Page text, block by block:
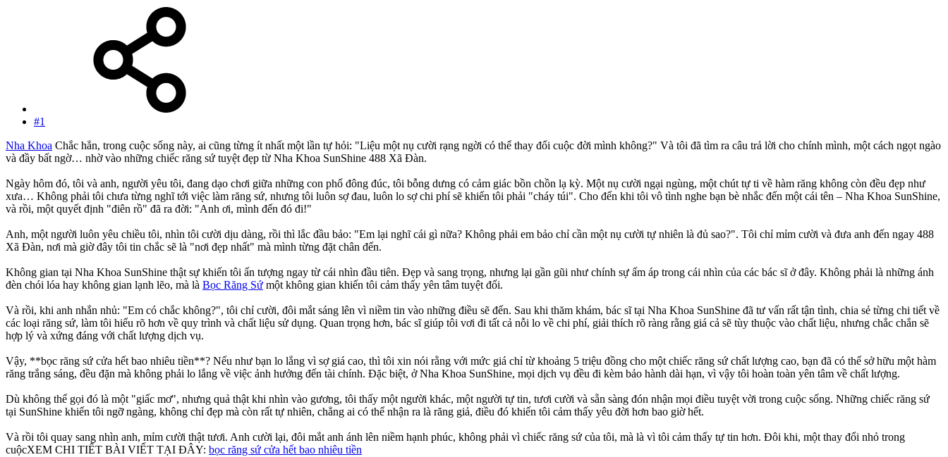
#1
Nha Khoa Chắc hẳn, trong cuộc sống này, ai cũng từng ít nhất một lần tự hỏi: "Liệu một nụ cười rạng ngời có thể thay đổi cuộc đời mình không?" Và tôi đã tìm ra câu trả lời cho chính mình, một cách ngọt ngào
và đầy bất ngờ… nhờ vào những chiếc răng sứ tuyệt đẹp từ Nha Khoa SunShine 488 Xã Đàn.
Ngày hôm đó, tôi và anh, người yêu tôi, đang dạo chơi giữa những con phố đông đúc, tôi bỗng dưng có cảm giác bồn chồn lạ kỳ. Một nụ cười ngại ngùng, một chút tự ti về hàm răng không còn đều đẹp như
xưa… Không phải tôi chưa từng nghĩ tới việc làm răng sứ, nhưng tôi luôn sợ đau, luôn lo sợ chi phí sẽ khiến tôi phải "cháy túi". Cho đến khi tôi vô tình nghe bạn bè nhắc đến một cái tên – Nha Khoa SunShine,
và rồi, một quyết định "điên rồ" đã ra đời: "Anh ơi, mình đến đó đi!"
Anh, một người luôn yêu chiều tôi, nhìn tôi cười dịu dàng, rồi thì lắc đầu bảo: "Em lại nghĩ cái gì nữa? Không phải em bảo chỉ cần một nụ cười tự nhiên là đủ sao?". Tôi chỉ mỉm cười và đưa anh đến ngay 488
Xã Đàn, nơi mà giờ đây tôi tin chắc sẽ là "nơi đẹp nhất" mà mình từng đặt chân đến.
Không gian tại Nha Khoa SunShine thật sự khiến tôi ấn tượng ngay từ cái nhìn đầu tiên. Đẹp và sang trọng, nhưng lại gần gũi như chính sự ấm áp trong cái nhìn của các bác sĩ ở đây. Không phải là những ánh
đèn chói lóa hay không gian lạnh lẽo, mà là Bọc Răng Sứ một không gian khiến tôi cảm thấy yên tâm tuyệt đối.
Và rồi, khi anh nhắn nhủ: "Em có chắc không?", tôi chỉ cười, đôi mắt sáng lên vì niềm tin vào những điều sẽ đến. Sau khi thăm khám, bác sĩ tại Nha Khoa SunShine đã tư vấn rất tận tình, chia sẻ từng chi tiết về
các loại răng sứ, làm tôi hiểu rõ hơn về quy trình và chất liệu sử dụng. Quan trọng hơn, bác sĩ giúp tôi vơi đi tất cả nỗi lo về chi phí, giải thích rõ ràng rằng giá cả sẽ tùy thuộc vào chất liệu, nhưng chắc chắn sẽ
hợp lý và xứng đáng với chất lượng dịch vụ.
Vậy, **bọc răng sứ cửa hết bao nhiêu tiền**? Nếu như bạn lo lắng vì sợ giá cao, thì tôi xin nói rằng với mức giá chỉ từ khoảng 5 triệu đồng cho một chiếc răng sứ chất lượng cao, bạn đã có thể sở hữu một hàm
răng trắng sáng, đều đặn mà không phải lo lắng về việc ảnh hưởng đến tài chính. Đặc biệt, ở Nha Khoa SunShine, mọi dịch vụ đều đi kèm bảo hành dài hạn, vì vậy tôi hoàn toàn yên tâm về chất lượng.
Dù không thể gọi đó là một "giấc mơ", nhưng quả thật khi nhìn vào gương, tôi thấy một người khác, một người tự tin, tươi cười và sẵn sàng đón nhận mọi điều tuyệt vời trong cuộc sống. Những chiếc răng sứ
tại SunShine khiến tôi ngỡ ngàng, không chỉ đẹp mà còn rất tự nhiên, chẳng ai có thể nhận ra là răng giả, điều đó khiến tôi cảm thấy yêu đời hơn bao giờ hết.
Và rồi tôi quay sang nhìn anh, mỉm cười thật tươi. Anh cười lại, đôi mắt anh ánh lên niềm hạnh phúc, không phải vì chiếc răng sứ của tôi, mà là vì tôi cảm thấy tự tin hơn. Đôi khi, một thay đổi nhỏ trong
cuộcXEM CHI TIẾT BÀI VIẾT TẠI ĐÂY: bọc răng sứ cửa hết bao nhiêu tiền